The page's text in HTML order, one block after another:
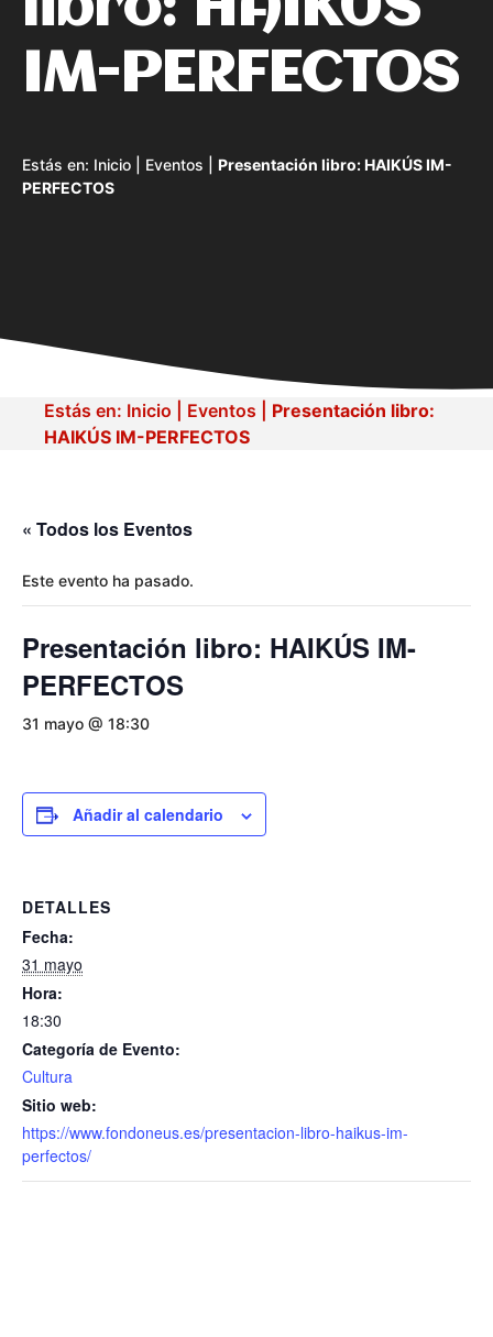
IM-PERFECTOS
Estás en: Inicio Eventos
Presentación libro: HAIKÚS IM-
PERFECTOS
Estás en: Inicio Eventos
Presentación libro:
HAIKÚS IM-PERFECTOS
« Todos los Eventos
Este evento ha pasado.
Presentación libro: HAIKÚS IM-
PERFECTOS
31 mayo @ 18:30
Añadir al calendario
DETALLES
Fecha:
31 mayo
Hora:
18:30
Categoría de Evento:
Cultura
Sitio web:
https://www.fondoneus.es/presentacion-libro-haikus-im-
perfectos/